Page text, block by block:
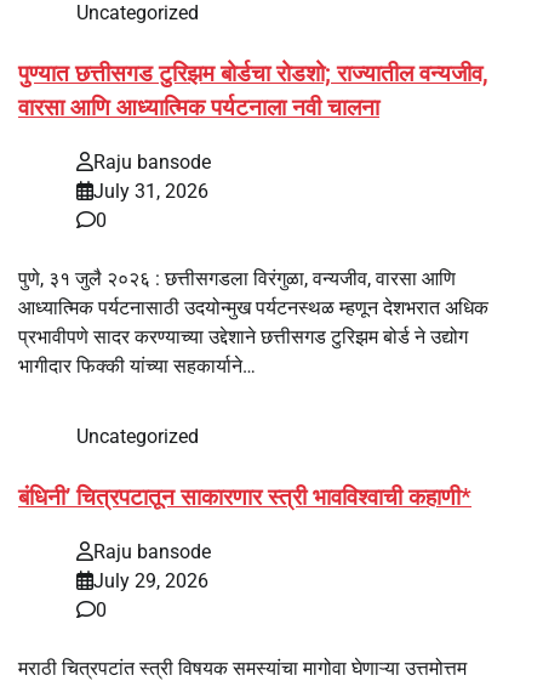
Uncategorized
पुण्यात छत्तीसगड टुरिझम बोर्डचा रोडशो; राज्यातील वन्यजीव,
वारसा आणि आध्यात्मिक पर्यटनाला नवी चालना
Raju bansode
July 31, 2026
0
पुणे, ३१ जुलै २०२६ : छत्तीसगडला विरंगुळा, वन्यजीव, वारसा आणि
आध्यात्मिक पर्यटनासाठी उदयोन्मुख पर्यटनस्थळ म्हणून देशभरात अधिक
प्रभावीपणे सादर करण्याच्या उद्देशाने छत्तीसगड टुरिझम बोर्ड ने उद्योग
भागीदार फिक्की यांच्या सहकार्याने…
Uncategorized
बंधिनी’ चित्रपटातून साकारणार स्त्री भावविश्वाची कहाणी*
Raju bansode
July 29, 2026
0
मराठी चित्रपटांत स्त्री विषयक समस्यांचा मागोवा घेणाऱ्या उत्तमोत्तम